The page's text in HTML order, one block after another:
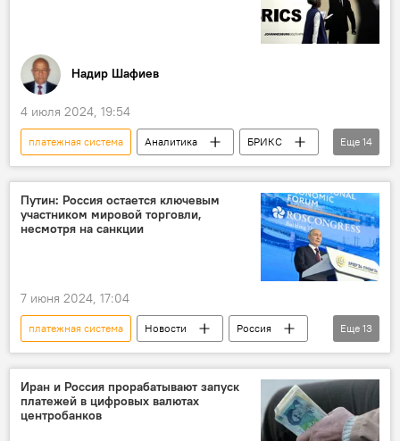
Торговля
Надир Шафиев
4 июля 2024, 19:54
платежная система Аналитика
БРИКС
цифровая валюта
Доллар
альтернатива
центробанки
Блокчейн
SWIFT
Запад
Еще 14
Путин: Россия остается ключевым
участником мировой торговли,
несмотря на санкции
7 июня 2024, 17:04
платежная система Новости
Россия
Владимир Путин
Петербургский международный экономический форум
Выступление
Экономика
Рост
ЕАЭС
Еще 13
Иран и Россия прорабатывают запуск
платежей в цифровых валютах
центробанков